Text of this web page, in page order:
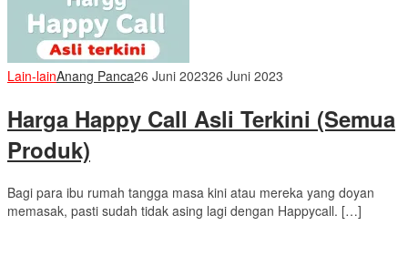
Lain-lainAnang Panca26 Juni 202326 Juni 2023
Harga Happy Call Asli Terkini (Semua
Produk)
Bagi para ibu rumah tangga masa kini atau mereka yang doyan
memasak, pasti sudah tidak asing lagi dengan Happycall. […]